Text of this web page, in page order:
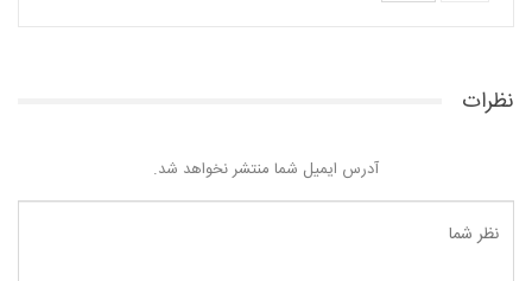
نظرات
آدرس ایمیل شما منتشر نخواهد شد.